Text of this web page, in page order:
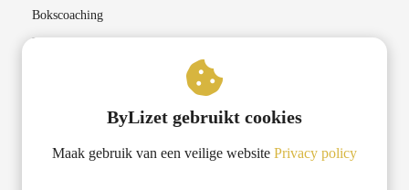
Bokscoaching
Lichaamsgerichte therapieën
Lifecoach Rotterdam
Transformatiecoaching Rotterdam
ByLizet gebruikt cookies
Maak gebruik van een veilige website Privacy policy